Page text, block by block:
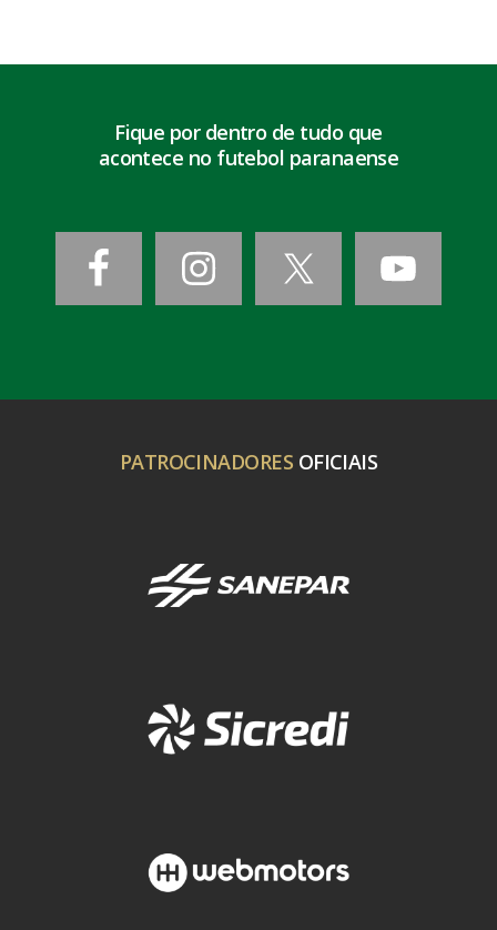
Fique por dentro de tudo que
acontece no futebol paranaense
PATROCINADORES OFICIAIS